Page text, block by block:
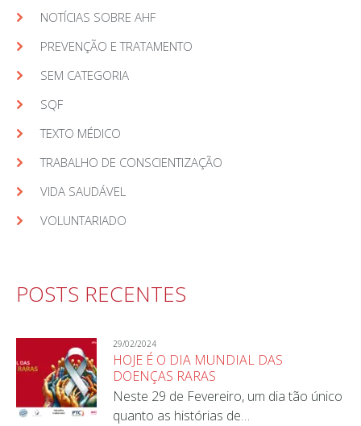
NOTÍCIAS SOBRE AHF
PREVENÇÃO E TRATAMENTO
SEM CATEGORIA
SQF
TEXTO MÉDICO
TRABALHO DE CONSCIENTIZAÇÃO
VIDA SAUDÁVEL
VOLUNTARIADO
POSTS RECENTES
29/02/2024
HOJE É O DIA MUNDIAL DAS
DOENÇAS RARAS
Neste 29 de Fevereiro, um dia tão único
quanto as histórias de…